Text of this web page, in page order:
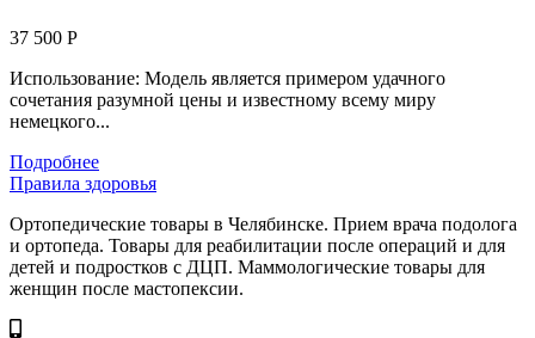
37 500 Р
Использование: Модель является примером удачного
сочетания разумной цены и известному всему миру
немецкого...
Подробнее
Правила здоровья
Ортопедические товары в Челябинске. Прием врача подолога
и ортопеда. Товары для реабилитации после операций и для
детей и подростков с ДЦП. Маммологические товары для
женщин после мастопексии.